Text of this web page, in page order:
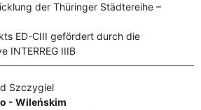
der Thüringer Städtereihe –
ED-CIII gefördert durch die
INTERREG IIIB
Szczygiel
- Wileńskim